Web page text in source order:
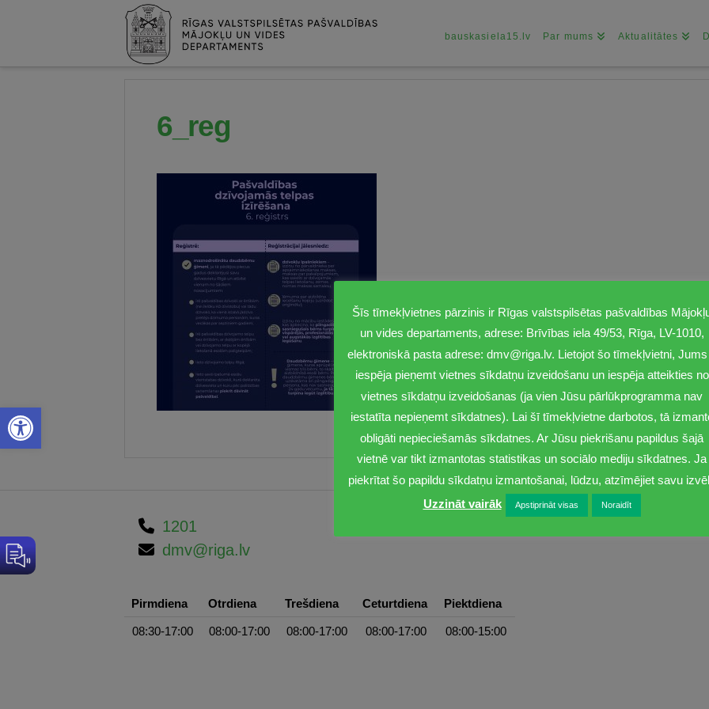
Open toolbar
bauskasiela15.lv Par mums Aktualitātes
6_reg
1201
dmv@riga.lv
Pirmdiena Otrdiena Trešdiena Ceturtdiena Piektdiena
08:30-17:00 08:00-17:00 08:00-17:00 08:00-17:00 08:00-15:00
Šīs tīmekļvietnes pārzinis ir Rīgas valstspilsētas pašvaldības
un vides departaments, adrese: Brīvības iela 49/53, Rīga, LV-1010,
elektroniskā pasta adrese: dmv@riga.lv. Lietojot šo tīmekļvietni, Jums
iespēja pieņemt vietnes sīkdatņu izveidošanu un iespēja atteikties no
vietnes sīkdatņu izveidošanas (ja vien Jūsu pārlūkprogramma nav
iestatīta nepieņemt sīkdatnes). Lai šī tīmekļvietne darbotos, tā
obligāti nepieciešamās sīkdatnes. Ar Jūsu piekrišanu papildus šajā
vietnē var tikt izmantotas statistikas un sociālo mediju sīkdatnes. Ja
piekrītat šo papildu sīkdatņu izmantošanai, lūdzu, atzīmējiet savu
Uzzināt vairāk
Apstiprināt visas Noraidīt